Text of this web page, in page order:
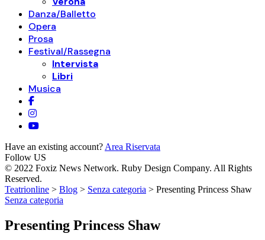
Danza/Balletto
Opera
Prosa
Festival/Rassegna
Intervista
Libri
Musica
Have an existing account? Area Riservata
Follow US
© 2022 Foxiz News Network. Ruby Design Company. All Rights
Reserved.
Teatrionline > Blog > Senza categoria > Presenting Princess Shaw
Senza categoria
Presenting Princess Shaw